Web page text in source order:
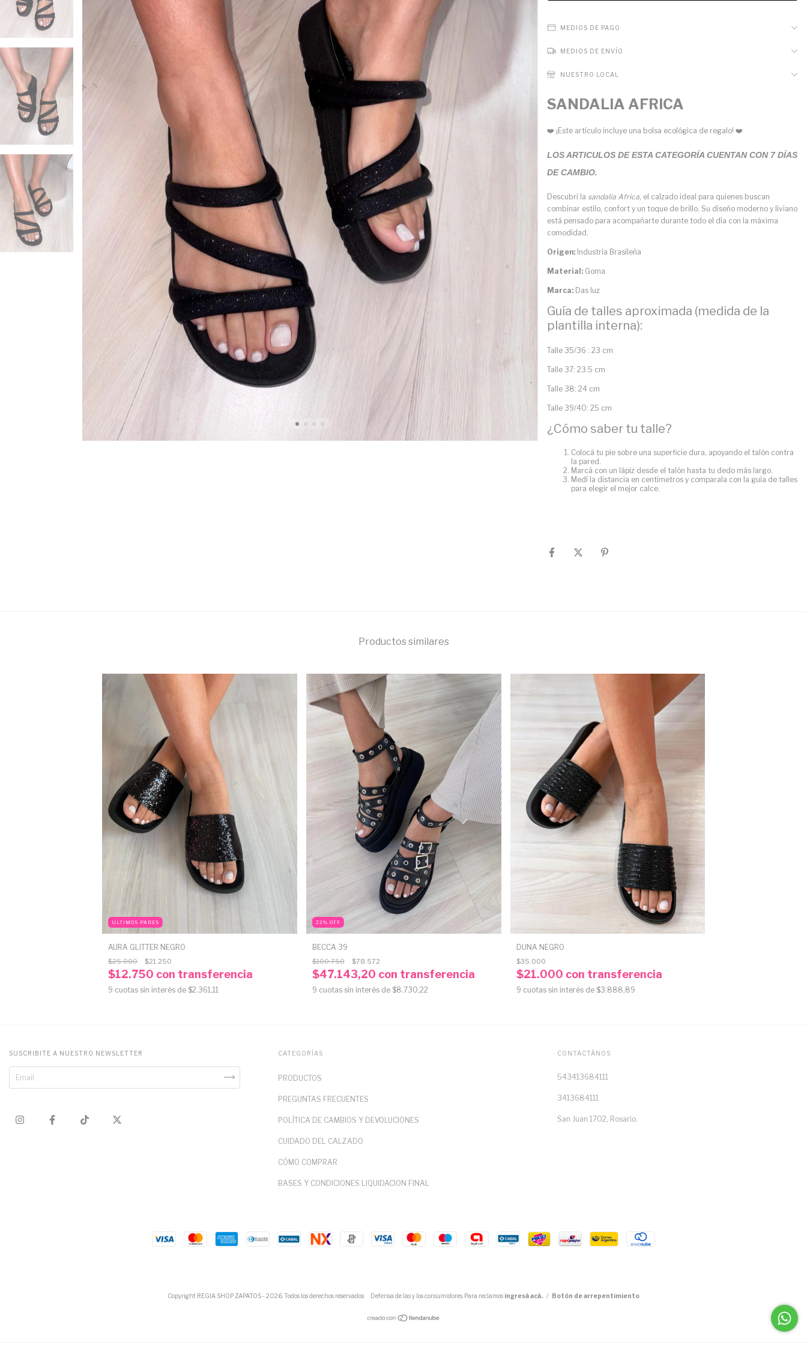
MEDIOS DE PAGO
MEDIOS DE ENVÍO
NUESTRO LOCAL
SANDALIA AFRICA
❤️ ¡Este artículo incluye una bolsa ecológica de regalo! ❤️
LOS ARTICULOS DE ESTA CATEGORÍA CUENTAN CON 7 DÍAS
DE CAMBIO.
Descubrí la sandalia Africa , el calzado ideal para quienes buscan
combinar estilo, confort y un toque de brillo. Su diseño moderno y liviano
está pensado para acompañarte durante todo el día con la máxima
comodidad.
Origen: Industria Brasileña
Material: Goma
Marca: Das luz
Guía de talles aproximada (medida de la
plantilla interna):
Talle 35/36 : 23 cm
Talle 37: 23.5 cm
Talle 38: 24 cm
Talle 39/40: 25 cm
¿Cómo saber tu talle?
Colocá tu pie sobre una superficie dura, apoyando el talón contra
la pared.
Marcá con un lápiz desde el talón hasta tu dedo más largo.
Medí la distancia en centímetros y comparala con la guía de talles
para elegir el mejor calce.
Productos similares
ULTIMOS PARES
AURA GLITTER NEGRO
$25.000 $21.250
$12.750 con transferencia
9 cuotas sin interés de $2.361,11
22 % OFF
BECCA 39
$100.750 $78.572
$47.143,20 con transferencia
9 cuotas sin interés de $8.730,22
DUNA NEGRO
$35.000
$21.000 con transferencia
9 cuotas sin interés de $3.888,89
SUSCRIBITE A NUESTRO NEWSLETTER CATEGORÍAS
PRODUCTOS
PREGUNTAS FRECUENTES
POLÍTICA DE CAMBIOS Y DEVOLUCIONES
CUIDADO DEL CALZADO
CÓMO COMPRAR
BASES Y CONDICIONES LIQUIDACION FINAL
CONTACTÁNOS
543413684111
3413684111
San Juan 1702, Rosario.
Copyright REGIA SHOP ZAPATOS - 2026. Todos los derechos reservados. Defensa de las y los consumidores. Para reclamos ingresá acá. / Botón de arrepentimiento